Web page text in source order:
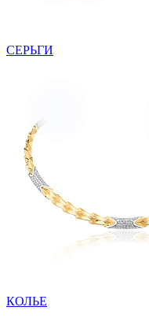
СЕРЬГИ
КОЛЬЕ